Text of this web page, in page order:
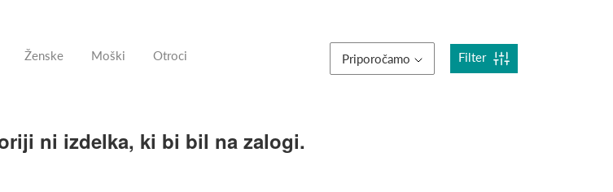
Priporočamo Filter
Ženske Moški Otroci
ni izdelka, ki bi bil na zalogi.